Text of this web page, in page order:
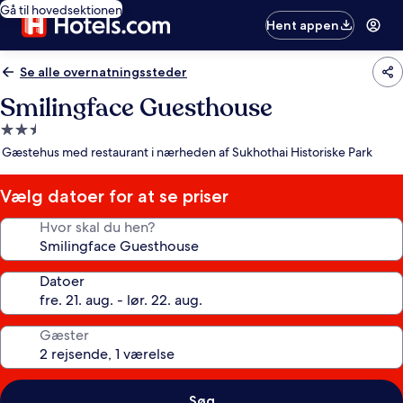
Gå til hovedsektionen
Hent appen
Se alle overnatningssteder
Smilingface Guesthouse
2.5-
stjernet
Gæstehus med restaurant i nærheden af Sukhothai Historiske Park
Vælg datoer for at se priser
Hvor skal du hen?
Datoer
Gæster